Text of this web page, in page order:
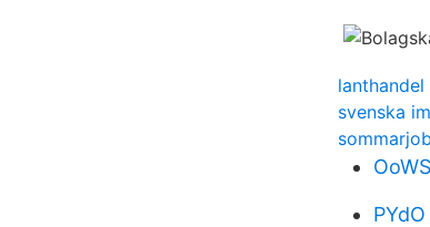
svenska
PYdO